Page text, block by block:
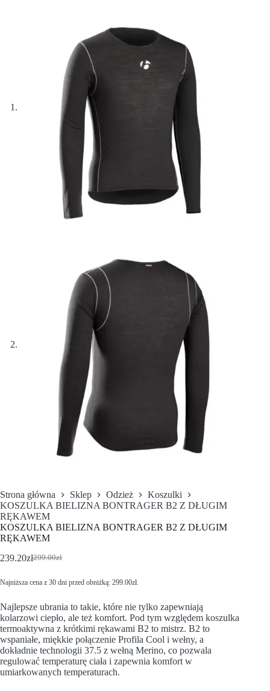
Strona główna Sklep Odzież
Koszulki
KOSZULKA BIELIZNA BONTRAGER B2 Z DŁUGIM
RĘKAWEM
KOSZULKA BIELIZNA BONTRAGER B2 Z DŁUGIM
RĘKAWEM
299.00zł
239.20zł
Najniższa cena z 30 dni przed obniżką: 299.00zł.
Najlepsze ubrania to takie, które nie tylko zapewniają
kolarzowi ciepło, ale też komfort. Pod tym względem koszulka
termoaktywna z krótkimi rękawami B2 to mistrz. B2 to
wspaniałe, miękkie połączenie Profila Cool i wełny, a
dokładnie technologii 37.5 z wełną Merino, co pozwala
regulować temperaturę ciała i zapewnia komfort w
umiarkowanych temperaturach.